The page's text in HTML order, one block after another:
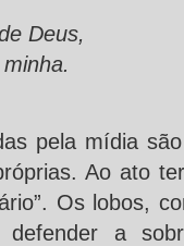
Deus,
pela mídia
Ao ato
Os lobos,
a